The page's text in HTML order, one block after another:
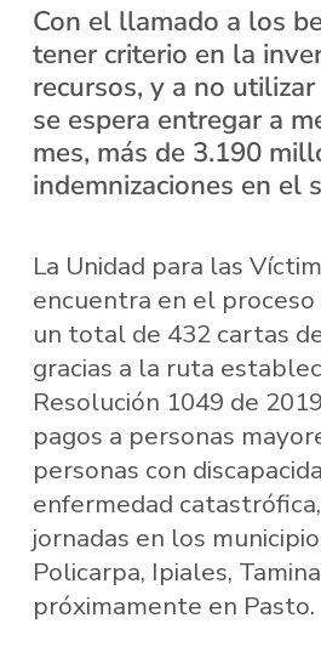
Con el llamado a los
tener criterio en la
recursos, y a no
se espera entregar a
mes, más de 3.190
indemnizaciones en el
La Unidad para las
encuentra en el
un total de 432 cartas
gracias a la ruta
Resolución 1049 de
pagos a personas
personas con
enfermedad
jornadas en los
Policarpa, Ipiales,
próximamente en Pasto.